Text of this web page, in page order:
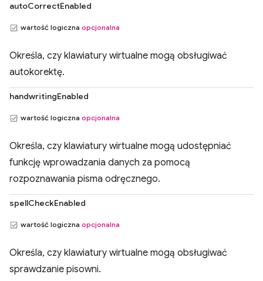
autoCorrectEnabled
wartość logiczna opcjonalna
Określa, czy klawiatury wirtualne mogą obsługiwać
autokorektę.
handwritingEnabled
wartość logiczna opcjonalna
Określa, czy klawiatury wirtualne mogą udostępniać
funkcję wprowadzania danych za pomocą
rozpoznawania pisma odręcznego.
spellCheckEnabled
wartość logiczna opcjonalna
Określa, czy klawiatury wirtualne mogą obsługiwać
sprawdzanie pisowni.